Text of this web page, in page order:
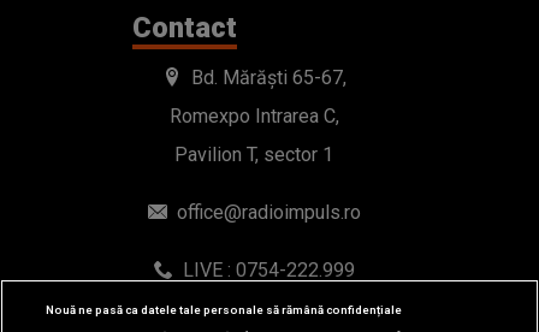
Contact
Bd. Mărăști 65-67,
Romexpo Intrarea C,
Pavilion T, sector 1
office@radioimpuls.ro
LIVE : 0754-222.999
WhatsApp: 0754-222.999
Nouă ne pasă ca datele tale personale să rămână confidențiale